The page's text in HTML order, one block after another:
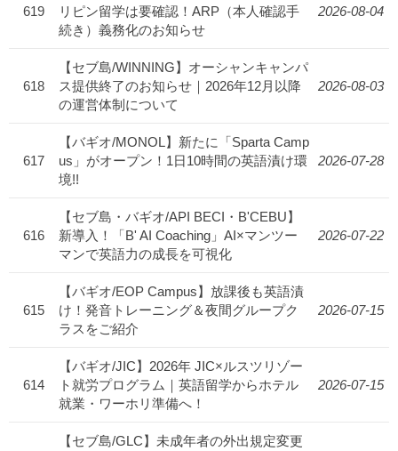
619
リピン留学は要確認！ARP（本人確認手
続き）義務化のお知らせ
2026-08-04
618
【セブ島/WINNING】オーシャンキャンパ
ス提供終了のお知らせ｜2026年12月以降
の運営体制について
2026-08-03
617
【バギオ/MONOL】新たに「Sparta Camp
us」がオープン！1日10時間の英語漬け環
境!!
2026-07-28
616
【セブ島・バギオ/API BECI・B'CEBU】
新導入！「B' AI Coaching」AI×マンツー
マンで英語力の成長を可視化
2026-07-22
615
【バギオ/EOP Campus】放課後も英語漬
け！発音トレーニング＆夜間グループク
ラスをご紹介
2026-07-15
614
【バギオ/JIC】2026年 JIC×ルスツリゾー
ト就労プログラム｜英語留学からホテル
就業・ワーホリ準備へ！
2026-07-15
【セブ島/GLC】未成年者の外出規定変更